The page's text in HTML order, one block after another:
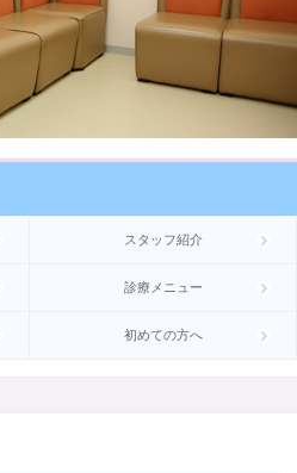
スタッフ紹介
診療メニュー
初めての方へ